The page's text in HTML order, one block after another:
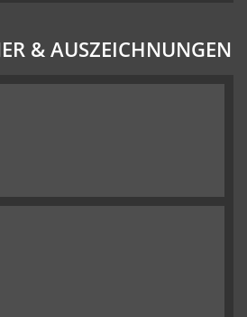
& AUSZEICHNUNGEN